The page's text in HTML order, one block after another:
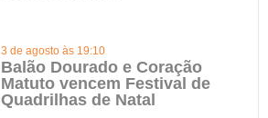
3 de agosto às 19:10
Balão Dourado e Coração
Matuto vencem Festival de
Quadrilhas de Natal